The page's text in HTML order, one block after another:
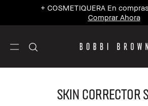
+ COSMETIQUERA En
Comprar Ahora
Skin Corrector